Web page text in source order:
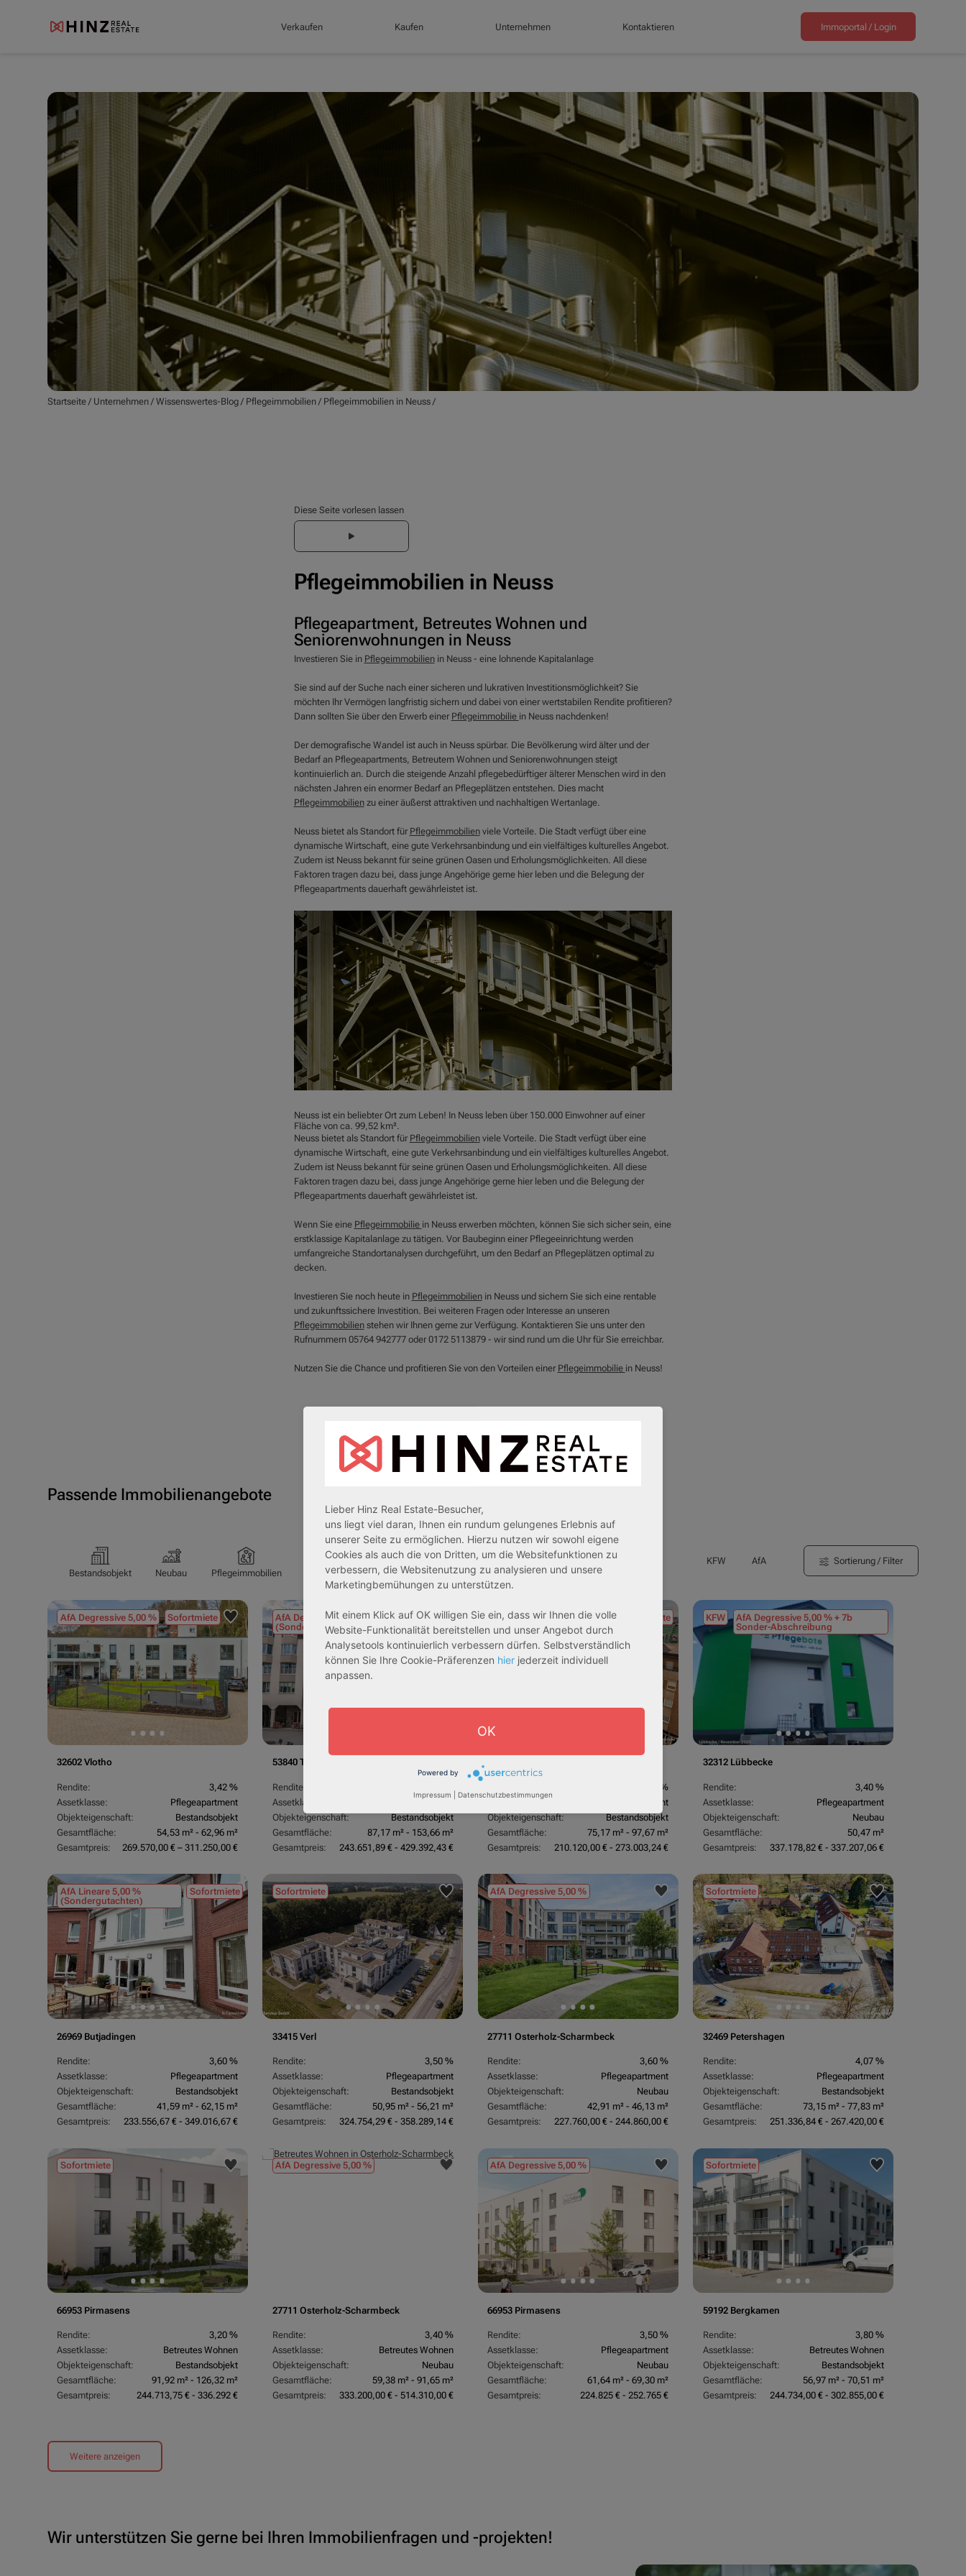
Verkaufen Kaufen Unternehmen Kontaktieren Immoportal / Login
Startseite / Unternehmen /Wissenswertes-Blog / Pflegeimmobilien / Pflegeimmobilien in Neuss /
Diese Seite vorlesen lassen
Pflegeimmobilien in Neuss
Pflegeapartment, Betreutes Wohnen und
Seniorenwohnungen in Neuss
Investieren Sie in Pflegeimmobilienin Neuss - eine lohnende Kapitalanlage
Sie sind auf der Suche nach einer sicheren und lukrativen Investitionsmöglichkeit? Sie
möchten Ihr Vermögen langfristig sichern und dabei von einer wertstabilen Rendite profitieren?
Dann sollten Sie über den Erwerb einer Pflegeimmobilie in Neuss nachdenken!
Der demografische Wandel ist auch in Neuss spürbar. Die Bevölkerung wird älter und der
Bedarf an Pflegeapartments, Betreutem Wohnen und Seniorenwohnungen steigt
kontinuierlich an. Durch die steigende Anzahl pflegebedürftiger älterer Menschen wird in den
nächsten Jahren ein enormer Bedarf an Pflegeplätzen entstehen. Dies macht
Pflegeimmobilienzu einer äußerst attraktiven und nachhaltigen Wertanlage.
Neuss bietet als Standort für Pflegeimmobilienviele Vorteile. Die Stadt verfügt über eine
dynamische Wirtschaft, eine gute Verkehrsanbindung und ein vielfältiges kulturelles Angebot.
Zudem ist Neuss bekannt für seine grünen Oasen und Erholungsmöglichkeiten. All diese
Faktoren tragen dazu bei, dass junge Angehörige gerne hier leben und die Belegung der
Pflegeapartments dauerhaft gewährleistet ist.
Neuss ist ein beliebter Ort zum Leben! In Neuss leben über 150.000 Einwohner auf einer
Fläche von ca. 99,52 km².
Neuss bietet als Standort für Pflegeimmobilienviele Vorteile. Die Stadt verfügt über eine
dynamische Wirtschaft, eine gute Verkehrsanbindung und ein vielfältiges kulturelles Angebot.
Zudem ist Neuss bekannt für seine grünen Oasen und Erholungsmöglichkeiten. All diese
Faktoren tragen dazu bei, dass junge Angehörige gerne hier leben und die Belegung der
Pflegeapartments dauerhaft gewährleistet ist.
Wenn Sie eine Pflegeimmobilie in Neuss erwerben möchten, können Sie sich sicher sein, eine
erstklassige Kapitalanlage zu tätigen. Vor Baubeginn einer Pflegeeinrichtung werden
umfangreiche Standortanalysen durchgeführt, um den Bedarf an Pflegeplätzen optimal zu
decken.
Investieren Sie noch heute in Pflegeimmobilienin Neuss und sichern Sie sich eine rentable
und zukunftssichere Investition. Bei weiteren Fragen oder Interesse an unseren
Pflegeimmobilienstehen wir Ihnen gerne zur Verfügung. Kontaktieren Sie uns unter den
Rufnummern 05764 942777 oder 0172 5113879 - wir sind rund um die Uhr für Sie erreichbar.
Nutzen Sie die Chance und profitieren Sie von den Vorteilen einer Pflegeimmobilie in Neuss!
Passende Immobilienangebote
Bestandsobjekt Neubau Pflegeimmobilien Pflegeapartments Senioren-/Betreutes Wohnen
KFW AfA Sortierung / Filter
AfA Degressive 5,00 % Sofortmiete
32602 Vlotho
Rendite:
3,42 %
Assetklasse:
Pflegeapartment
Objekteigenschaft:
Bestandsobjekt
Gesamtfläche:
54,53 m² - 62,96 m²
Gesamtpreis:
269.570,00 € – 311.250,00 €
AfA Degressive 5,00 %
(Sondergutachten)
Sofortmiete
53840 Troisdorf
Rendite:
Assetklasse:
Betreutes Wohnen
Objekteigenschaft:
Bestandsobjekt
Gesamtfläche:
87,17 m² - 153,66 m²
Gesamtpreis:
243.651,89 € - 429.392,43 €
AfA Lineare 5,00 %
(Sondergutachten)
Sofortmiete
3,70 %
Pflegeapartment
Objekteigenschaft:
Bestandsobjekt
Gesamtfläche:
75,17 m² - 97,67 m²
Gesamtpreis:
210.120,00 € - 273.003,24 €
KFW
AfA Degressive 5,00 % + 7b
Sonder-Abschreibung
32312 Lübbecke
Rendite:
3,40 %
Assetklasse:
Pflegeapartment
Objekteigenschaft:
Neubau
Gesamtfläche:
50,47 m²
Gesamtpreis:
337.178,82 € - 337.207,06 €
AfA Lineare 5,00 %
(Sondergutachten)
Sofortmiete
26969 Butjadingen
Rendite:
3,60 %
Assetklasse:
Pflegeapartment
Objekteigenschaft:
Bestandsobjekt
Gesamtfläche:
41,59 m² - 62,15 m²
Gesamtpreis:
233.556,67 € - 349.016,67 €
Sofortmiete
33415 Verl
Rendite:
3,50 %
Assetklasse:
Pflegeapartment
Objekteigenschaft:
Bestandsobjekt
Gesamtfläche:
50,95 m² - 56,21 m²
Gesamtpreis:
324.754,29 € - 358.289,14 €
AfA Degressive 5,00 %
27711 Osterholz-Scharmbeck
Rendite:
3,60 %
Assetklasse:
Pflegeapartment
Objekteigenschaft:
Neubau
Gesamtfläche:
42,91 m² - 46,13 m²
Gesamtpreis:
227.760,00 € - 244.860,00 €
Sofortmiete
32469 Petershagen
Rendite:
4,07 %
Assetklasse:
Pflegeapartment
Objekteigenschaft:
Bestandsobjekt
Gesamtfläche:
73,15 m² - 77,83 m²
Gesamtpreis:
251.336,84 € - 267.420,00 €
Sofortmiete
66953 Pirmasens
Rendite:
3,20 %
Assetklasse:
Betreutes Wohnen
Objekteigenschaft:
Bestandsobjekt
Gesamtfläche:
91,92 m² - 126,32 m²
Gesamtpreis:
244.713,75 € - 336.292 €
AfA Degressive 5,00 %
27711 Osterholz-Scharmbeck
Rendite:
3,40 %
Assetklasse:
Betreutes Wohnen
Objekteigenschaft:
Neubau
Gesamtfläche:
59,38 m² - 91,65 m²
Gesamtpreis:
333.200,00 € - 514.310,00 €
AfA Degressive 5,00 %
66953 Pirmasens
Rendite:
3,50 %
Assetklasse:
Pflegeapartment
Objekteigenschaft:
Neubau
Gesamtfläche:
61,64 m² - 69,30 m²
Gesamtpreis:
224.825 € - 252.765 €
Sofortmiete
59192 Bergkamen
Rendite:
3,80 %
Assetklasse:
Betreutes Wohnen
Objekteigenschaft:
Bestandsobjekt
Gesamtfläche:
56,97 m² - 70,51 m²
Gesamtpreis:
244.734,00 € - 302.855,00 €
Weitere anzeigen
Wir unterstützen Sie gerne bei Ihren Immobilienfragen und -projekten!
Lieber Hinz Real Estate-Besucher,
uns liegt viel daran, Ihnen ein rundum gelungenes Erlebnis auf
unserer Seite zu ermöglichen. Hierzu nutzen wir sowohl eigene
Cookies als auch die von Dritten, um die Websitefunktionen zu
verbessern, die Websitenutzung zu analysieren und unsere
Marketingbemühungen zu unterstützen.
Mit einem Klick auf OK willigen Sie ein, dass wir Ihnen die volle
Website-Funktionalität bereitstellen und unser Angebot durch
Analysetools kontinuierlich verbessern dürfen. Selbstverständlich
können Sie Ihre Cookie-Präferenzen hier jederzeit individuell
anpassen.
OK
Powered by
Impressum Datenschutzbestimmungen